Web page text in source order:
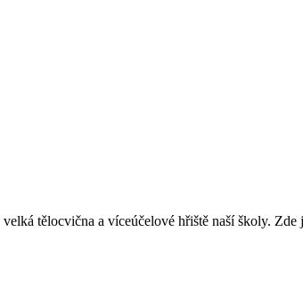
tělocvična a víceúčelové hřiště naší školy. Zde